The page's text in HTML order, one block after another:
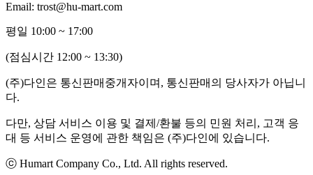
Email: trost@hu-mart.com
평일 10:00 ~ 17:00
(점심시간 12:00 ~ 13:30)
(주)다인은 통신판매중개자이며, 통신판매의 당사자가 아닙니
다.
다만, 상담 서비스 이용 및 결제/환불 등의 민원 처리, 고객 응
대 등 서비스 운영에 관한 책임은 (주)다인에 있습니다.
ⓒ Humart Company Co., Ltd. All rights reserved.